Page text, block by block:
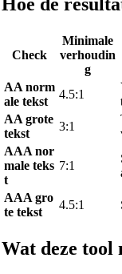
Check
Minimale
verhoudin
g
AA norm
ale tekst
4.5:1
AA grote
tekst
3:1
AAA nor
male teks
t
7:1
AAA gro
te tekst
4.5:1
Wat deze tool